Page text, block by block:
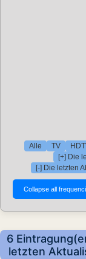
Alle TV
[+] Die
[-] Die letzten
6
letzten